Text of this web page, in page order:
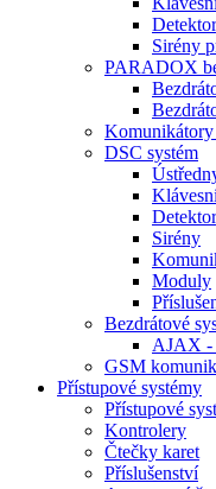
Sirény
PARADOX
DSC systém
Sirény
Moduly
Bezdrátové
AJAX -
GSM
Přístupové systémy
Přístupové
Kontrolery
Čtečky karet
Příslušenství